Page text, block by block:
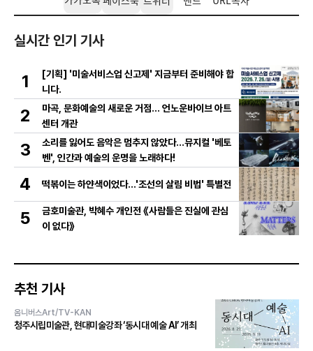
실시간 인기 기사
1
[기획] '미술서비스업 신고제' 지금부터 준비해야 합
니다.
2
마곡, 문화예술의 새로운 거점… 언노운바이브 아트
센터 개관
3
소리를 잃어도 음악은 멈추지 않았다…뮤지컬 '베토
벤', 인간과 예술의 운명을 노래하다!
4 떡볶이는 하얀색이었다...'조선의 살림 비법' 특별전
5
금호미술관, 박혜수 개인전 《사람들은 진실에 관심
이 없다》
추천 기사
옴니버스Art/TV-KAN
청주시립미술관, 현대미술강좌 ‘동시대 예술 AI’ 개최